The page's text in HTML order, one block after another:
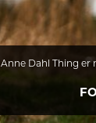
Anne Dahl Thing